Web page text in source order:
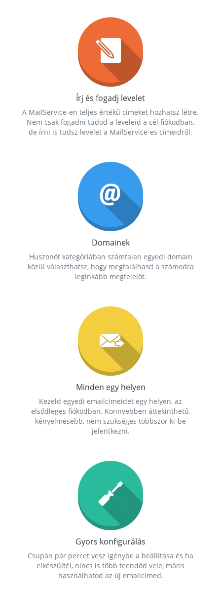
Írj és fogadj levelet
A MailService-en teljes értékű címeket hozhatsz létre.
Nem csak fogadni tudod a leveleid a cél fiókodban,
de írni is tudsz levelet a MailService-es címeidről.
Domainek
Huszonöt kategóriában számtalan egyedi domain
közül választhatsz, hogy megtalálhasd a számodra
leginkább megfelelőt.
Minden egy helyen
Kezeld egyedi emailcímeidet egy helyen, az
elsődleges fiókodban. Könnyebben áttekinthető,
kényelmesebb, nem szükséges többször ki-be
jelentkezni.
Gyors konfigurálás
Csupán pár percet vesz igénybe a beállítása és ha
elkészültél, nincs is több teendőd vele, máris
használhatod az új emailcímed.